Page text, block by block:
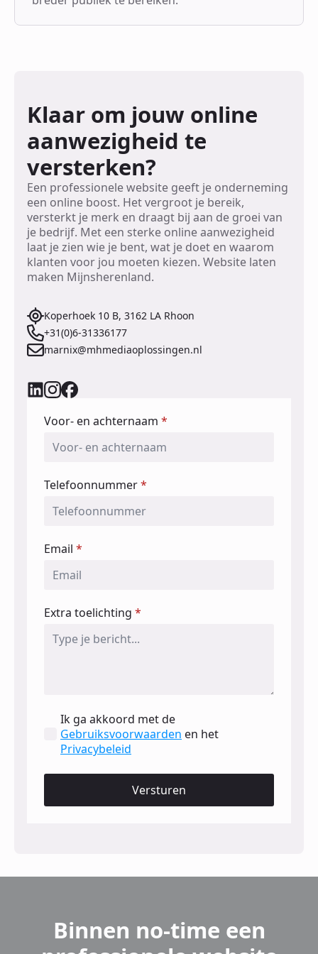
Klaar om jouw online
aanwezigheid te
versterken?
Een professionele website geeft je onderneming
een online boost. Het vergroot je bereik,
versterkt je merk en draagt bij aan de groei van
je bedrijf. Met een sterke online aanwezigheid
laat je zien wie je bent, wat je doet en waarom
klanten voor jou moeten kiezen. Website laten
maken Mijnsherenland.
Koperhoek 10 B, 3162 LA Rhoon
+31(0)6-31336177
marnix@mhmediaoplossingen.nl
Voor- en achternaam *
Telefoonnummer*
Email *
Extra toelichting *
Ik ga akkoord met de
Gebruiksvoorwaarden en het
Privacybeleid
Versturen
Binnen no-time een